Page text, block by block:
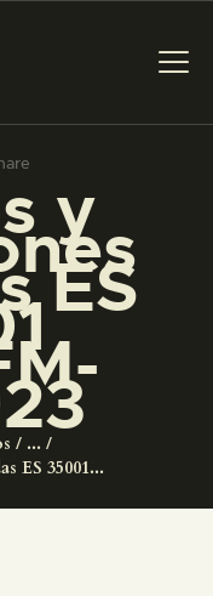
y
ES
...
ES 35001...